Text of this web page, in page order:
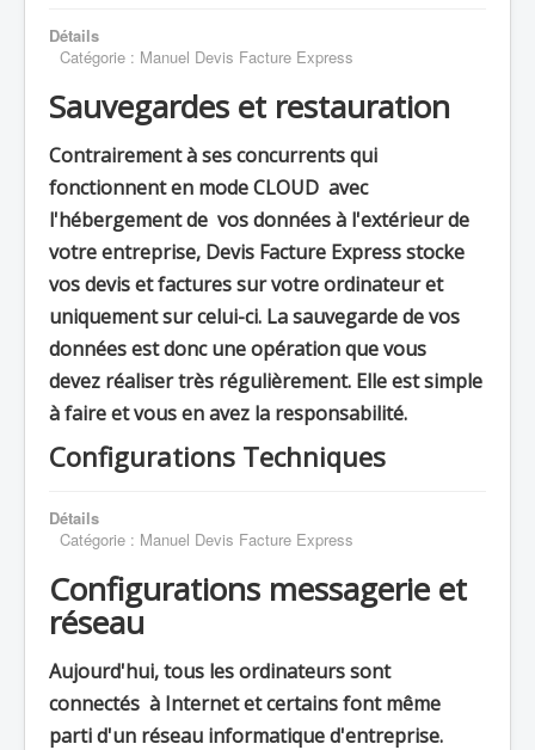
Détails
Catégorie : Manuel Devis Facture Express
Sauvegardes et restauration
Contrairement à ses concurrents qui
fonctionnent en mode CLOUD avec
l'hébergement de vos données à l'extérieur de
votre entreprise, Devis Facture Express stocke
vos devis et factures sur votre ordinateur et
uniquement sur celui-ci. La sauvegarde de vos
données est donc une opération que vous
devez réaliser très régulièrement. Elle est simple
à faire et vous en avez la responsabilité.
Configurations Techniques
Détails
Catégorie : Manuel Devis Facture Express
Configurations messagerie et
réseau
Aujourd'hui, tous les ordinateurs sont
connectés à Internet et certains font même
parti d'un réseau informatique d'entreprise.